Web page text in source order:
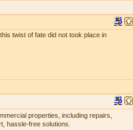
twist of fate did not took place in
properties, including repairs,
hassle-free solutions.